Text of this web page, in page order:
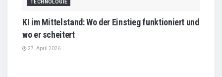
TECHNOLOGIE
KI im Mittelstand: Wo der Einstieg funktioniert und
wo er scheitert
27. April 2026